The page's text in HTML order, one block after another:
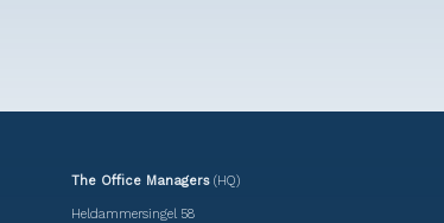
The Office Managers (HQ)
Heldammersingel 58